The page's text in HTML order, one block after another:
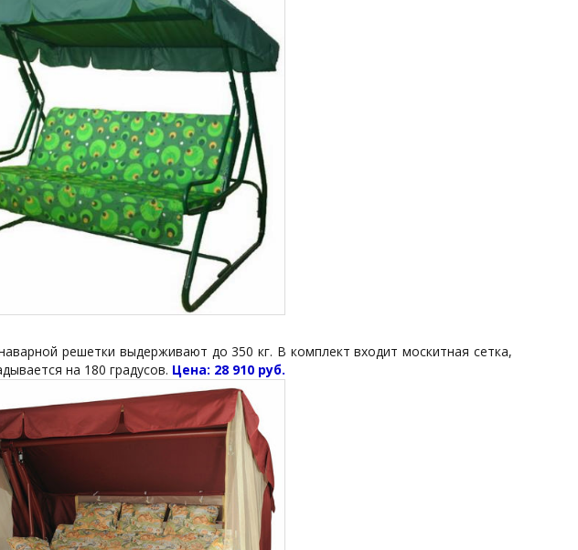
решетки выдерживают до 350 кг. В комплект входит москитная сетка,
на 180 градусов. Цена: 28 910 руб.